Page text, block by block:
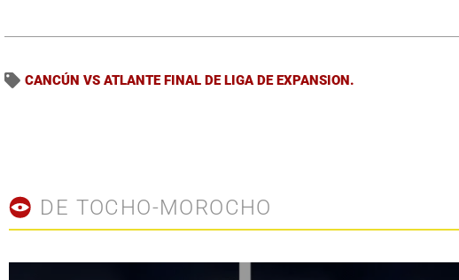
CANCÚN VS ATLANTE FINAL DE LIGA DE EXPANSION.
DE TOCHO-MOROCHO